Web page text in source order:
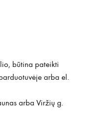
būtina pateikti
arba el.
arba Viržių g.